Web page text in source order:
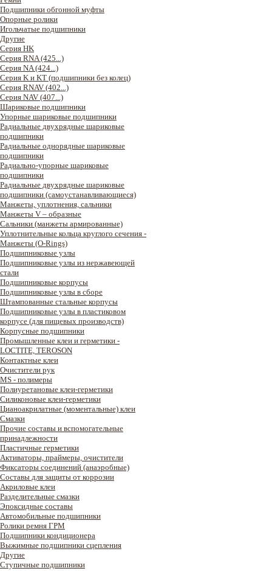
Подшипники обгонной муфты
Опорные ролики
Игольчатые подшипники
Другие
Серия HK
Серия RNA (425...)
Серия NA (424...)
Серия K и KT (подшипники без колец)
Серия RNAV (402...)
Серия NAV (407...)
Шариковые подшипники
Упорные шариковые подшипники
Радиальные двухрядные шариковые
подшипники
Радиальные однорядные шариковые
подшипники
Радиально-упорные шариковые
подшипники
Радиальные двухрядные шариковые
подшипники (самоустанавливающиеся)
Манжеты, уплотнения, сальники
Манжеты V – образные
Сальники (манжеты армированные)
Уплотнительные кольца круглого сечения -
Манжеты (O-Rings)
Подшипниковые узлы
Подшипниковые узлы из нержавеющей
стали
Подшипниковые корпусы
Подшипниковые узлы в сборе
Штампованные стальные корпусы
Подшипниковые узлы в пластиковом
корпусе (для пищевых производств)
Корпусные подшипники
Промышленные клеи и герметики -
LOCTITE, TEROSON
Контактные клеи
Очистители рук
MS - полимеры
Полиуретановые клеи-герметики
Силиконовые клеи-герметики
Цианоакрилатные (моментальные) клеи
Смазки
Прочие составы и вспомогательные
принадлежности
Пластичные герметики
Активаторы, праймеры, очистители
Фиксаторы соединений (анаэробные)
Составы для защиты от коррозии
Акриловые клеи
Разделительные смазки
Эпоксидные составы
Автомобильные подшипники
Ролики ремня ГРМ
Подшипники кондиционера
Выжимные подшипники сцепления
Другие
Ступичные подшипники